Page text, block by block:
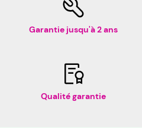
Garantie jusqu'à 2 ans
Qualité garantie